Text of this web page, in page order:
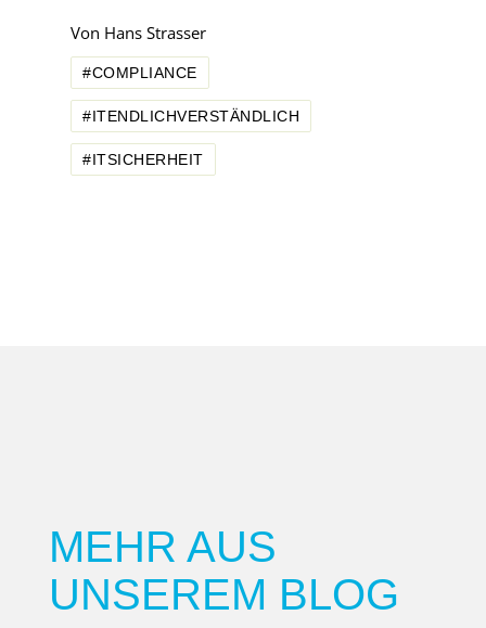
Von Hans Strasser
#COMPLIANCE
#ITENDLICHVERSTÄNDLICH
#ITSICHERHEIT
MEHR AUS
UNSEREM BLOG